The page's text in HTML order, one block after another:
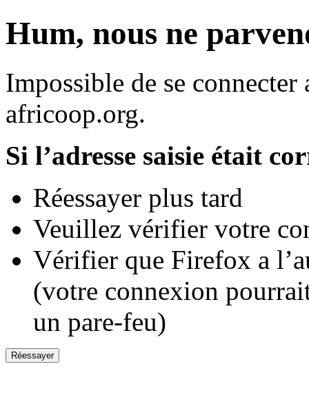
Hum, nous ne
Impossible de se connecter
africoop.org.
Si l’adresse saisie était
Réessayer plus tard
Veuillez vérifier votre
Vérifier que Firefox a
(votre connexion
un pare-feu)
Réessayer